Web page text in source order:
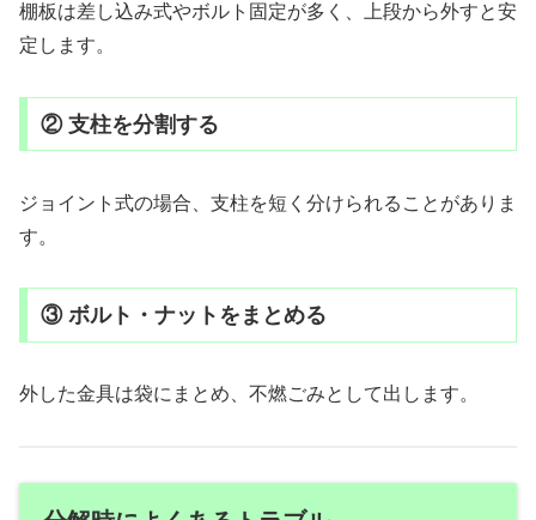
棚板は差し込み式やボルト固定が多く、上段から外すと安
定します。
② 支柱を分割する
ジョイント式の場合、支柱を短く分けられることがありま
す。
③ ボルト・ナットをまとめる
外した金具は袋にまとめ、不燃ごみとして出します。